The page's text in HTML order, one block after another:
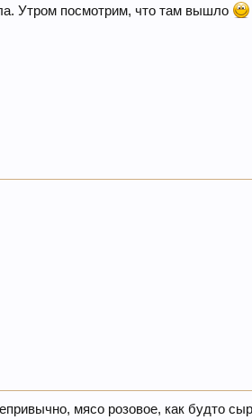
Утром посмотрим, что там вышло
мясо розовое, как будто